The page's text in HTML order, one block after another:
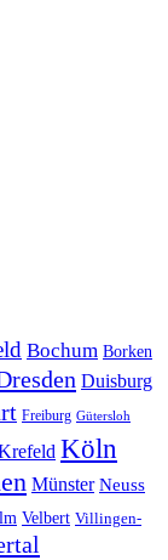
Bochum Borken
Duisburg
Freiburg Gütersloh
Köln
Münster Neuss
Velbert Villingen-